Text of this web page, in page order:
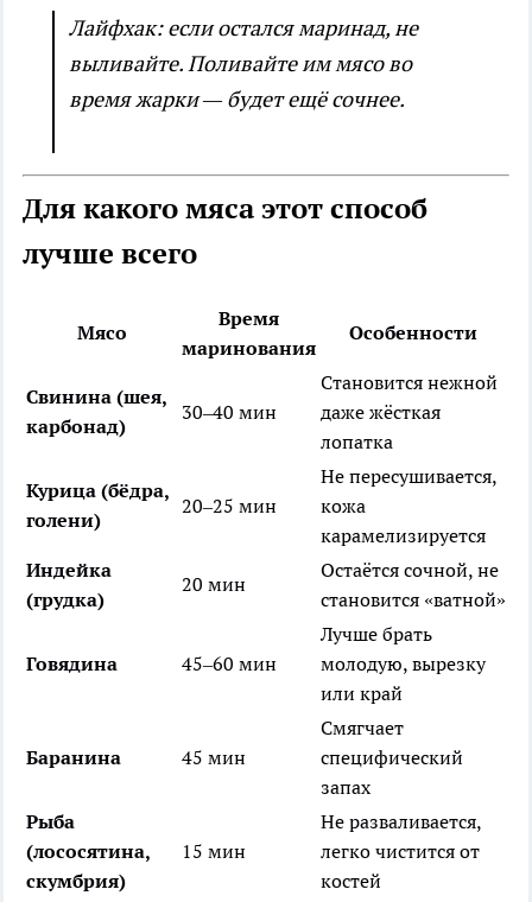
Лайфхак: если остался маринад, не
выливайте. Поливайте им мясо во
время жарки — будет ещё сочнее.
Для какого мяса этот способ
лучше всего
Мясо
Время
маринования
Особенности
Свинина (шея,
карбонад)
30–40 мин
Становится нежной
даже жёсткая
лопатка
Курица (бёдра,
голени)
20–25 мин
Не пересушивается,
кожа
карамелизируется
Индейка
(грудка)
20 мин
Остаётся сочной, не
становится «ватной»
Говядина 45–60 мин
Лучше брать
молодую, вырезку
или край
Баранина 45 мин
Смягчает
специфический
запах
Рыба
(лососятина,
скумбрия)
15 мин
Не разваливается,
легко чистится от
костей